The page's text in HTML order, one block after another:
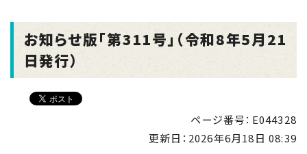
お知らせ版「第311号」（令和8年5月21
日発行）
ページ番号：E044328
更新日： 2026年6月18日 08:39